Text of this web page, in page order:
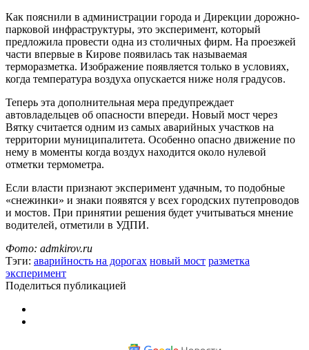
Как пояснили в администрации города и Дирекции дорожно-
парковой инфраструктуры, это эксперимент, который
предложила провести одна из столичных фирм. На проезжей
части впервые в Кирове появилась так называемая
терморазметка. Изображение появляется только в условиях,
когда температура воздуха опускается ниже ноля градусов.
Теперь эта дополнительная мера предупреждает
автовладельцев об опасности впереди. Новый мост через
Вятку считается одним из самых аварийных участков на
территории муниципалитета. Особенно опасно движение по
нему в моменты когда воздух находится около нулевой
отметки термометра.
Если власти признают эксперимент удачным, то подобные
«снежинки» и знаки появятся у всех городских путепроводов
и мостов. При принятии решения будет учитываться мнение
водителей, отметили в УДПИ.
Фото: admkirov.ru
Тэги: аварийность на дорогах новый мост разметка
эксперимент
Поделиться публикацией